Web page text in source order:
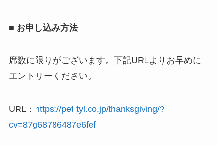
■ お申し込み方法
席数に限りがございます。下記URLよりお早めに
エントリーください。
URL： https://pet-tyl.co.jp/thanksgiving/?
cv=87g68786487e6fef